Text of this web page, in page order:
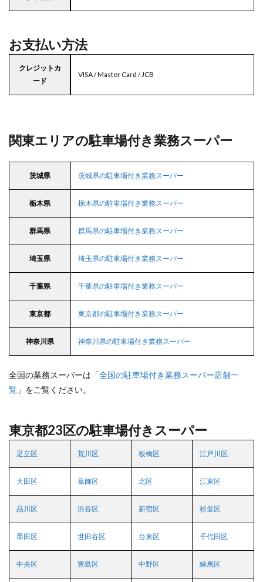
お支払い方法
クレジットカ
ード
VISA / Master Card / JCB
関東エリアの駐車場付き業務スーパー
茨城県 茨城県の駐車場付き業務スーパー
栃木県 栃木県の駐車場付き業務スーパー
群馬県 群馬県の駐車場付き業務スーパー
埼玉県 埼玉県の駐車場付き業務スーパー
千葉県 千葉県の駐車場付き業務スーパー
東京都 東京都の駐車場付き業務スーパー
神奈川県 神奈川県の駐車場付き業務スーパー
全国の業務スーパーは「全国の駐車場付き業務スーパー店舗一
覧 」をご覧ください。
東京都23区の駐車場付きスーパー
足立区 荒川区 板橋区 江戸川区
大田区 葛飾区 北区 江東区
品川区 渋谷区 新宿区 杉並区
墨田区 世田谷区 台東区 千代田区
中央区 豊島区 中野区 練馬区